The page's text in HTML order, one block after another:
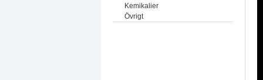
Kemikalier
Övrigt